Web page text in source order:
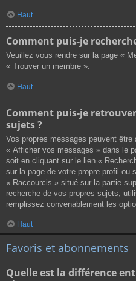
Haut
Comment puis-je
Veuillez vous rendre sur la page «
« Trouver un membre ».
Haut
Comment puis-je
sujets ?
Vos propres messages peuvent
« Afficher vos messages » dans le
soit en cliquant sur le lien «
sur la page de votre propre profil ou
« Raccourcis » situé sur la partie
recherche de vos propres sujets,
remplissez convenablement les
Haut
Favoris et abonnements
Quelle est la différence